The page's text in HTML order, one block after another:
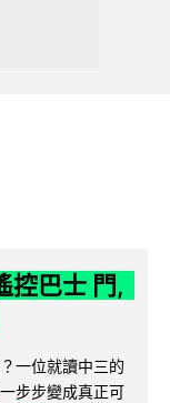
控巴士 門,
一位就讀中三的
步步變成真正可